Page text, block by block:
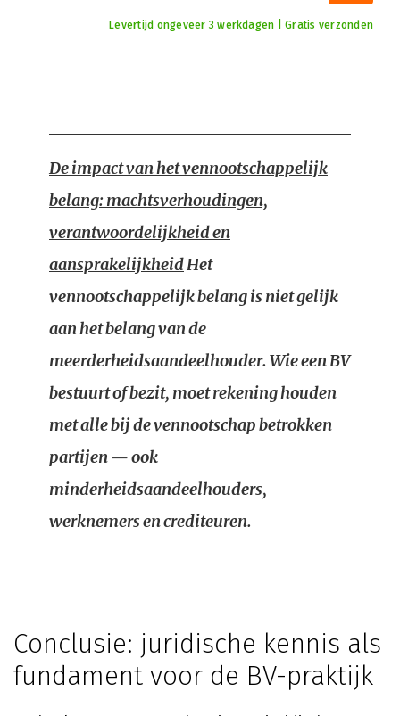
Levertijd ongeveer 3 werkdagen | Gratis verzonden
De impact van het vennootschappelijk
belang: machtsverhoudingen,
verantwoordelijkheid en
aansprakelijkheidHet
vennootschappelijk belang is niet gelijk
aan het belang van de
meerderheidsaandeelhouder. Wie een BV
bestuurt of bezit, moet rekening houden
met alle bij de vennootschap betrokken
partijen — ook
minderheidsaandeelhouders,
werknemers en crediteuren.
Conclusie: juridische kennis als
fundament voor de BV-praktijk